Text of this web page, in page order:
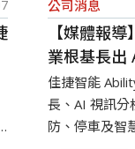
公司消息
【媒體報
業根基長出
佳捷智能
長、AI 視訊分
防、停車及智